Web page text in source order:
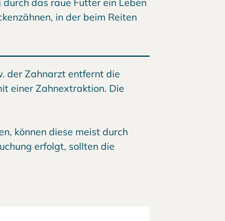
das raue Futter ein Leben
in der beim Reiten
der Zahnarzt entfernt die
einer Zahnextraktion. Die
können diese meist durch
erfolgt, sollten die